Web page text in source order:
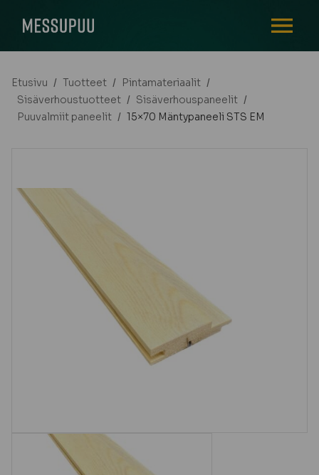
Etusivu / Tuotteet / Pintamateriaalit /
Sisäverhoustuotteet / Sisäverhouspaneelit /
Puuvalmiit paneelit / 15×70 Mäntypaneeli STS EM